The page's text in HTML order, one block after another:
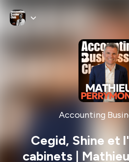
Accounting
Cegid, Shine et
cabinets |